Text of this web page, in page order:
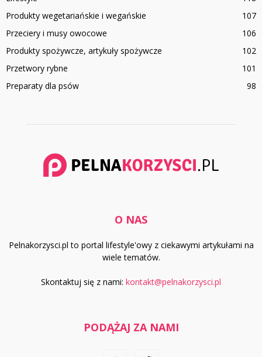
Produkty wegetariańskie i wegańskie
107
Przeciery i musy owocowe
106
Produkty spożywcze, artykuły spożywcze
102
Przetwory rybne
101
Preparaty dla psów
98
O NAS
Pelnakorzysci.pl to portal lifestyle'owy z ciekawymi artykułami na
wiele tematów.
Skontaktuj się z nami: kontakt@pelnakorzysci.pl
PODĄŻAJ ZA NAMI